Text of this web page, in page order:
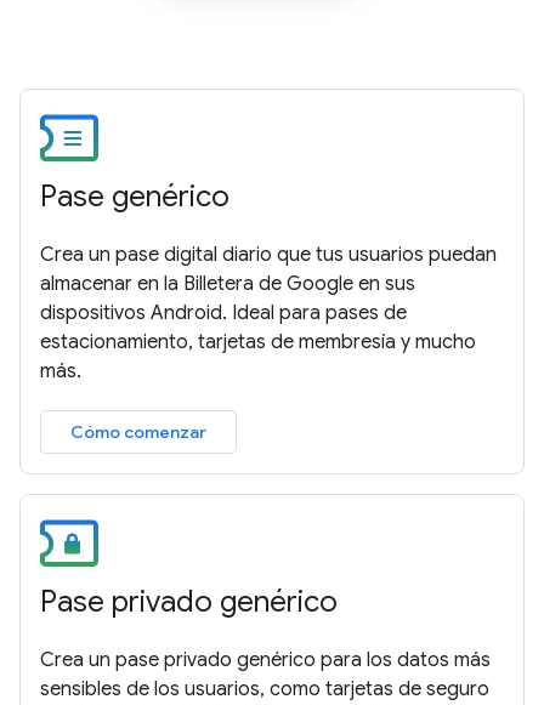
Pase genérico
Crea un pase digital diario que tus usuarios puedan
almacenar en la Billetera de Google en sus
dispositivos Android. Ideal para pases de
estacionamiento, tarjetas de membresía y mucho
más.
Cómo comenzar
Pase privado genérico
Crea un pase privado genérico para los datos más
sensibles de los usuarios, como tarjetas de seguro